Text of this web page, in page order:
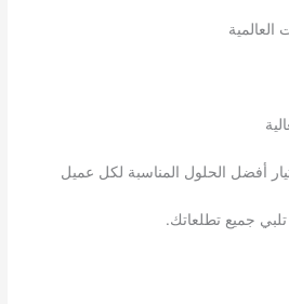
العالمية
أفضل الحلول المناسبة لكل عميل
جميع تطلعاتك.